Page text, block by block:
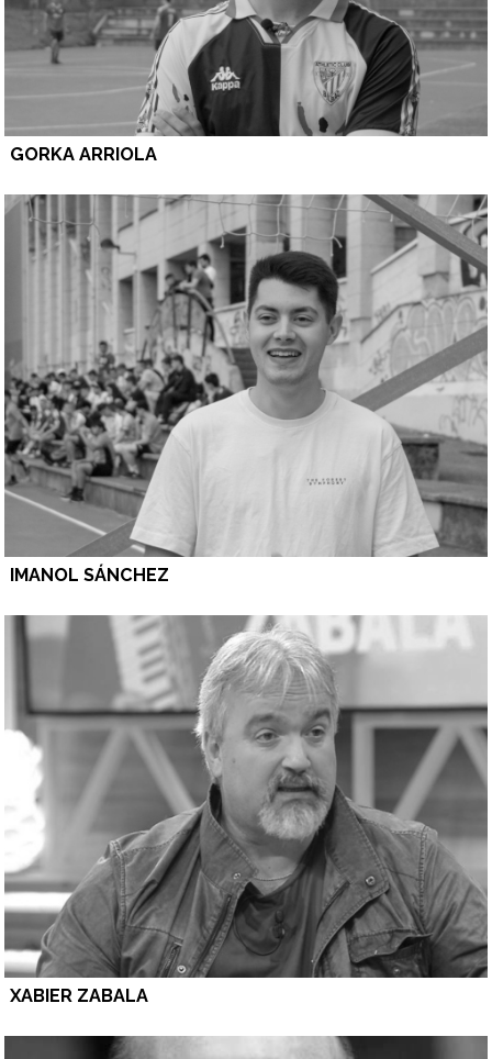
GORKA ARRIOLA
IMANOL SÁNCHEZ
XABIER ZABALA